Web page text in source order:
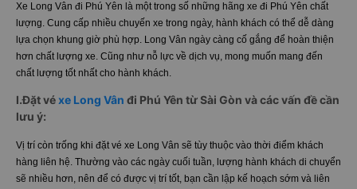
VeXeRe mở bán vé trực tuyến xe giường nằm Long Vân đi Phú Yên từ Sài
Gòn
Xe Long Vân đi Phú Yên là một trong số những hãng xe đi Phú Yên chất
lượng. Cung cấp nhiều chuyến xe trong ngày, hành khách có thể dễ dàng
lựa chọn khung giờ phù hợp. Long Vân ngày càng cố gắng để hoàn thiện
hơn chất lượng xe. Cũng như nỗ lực về dịch vụ, mong muốn mang đến
I.Đặt vé xe Long Vânđi Phú Yên từ Sài Gòn và các vấn đề cần
lưu ý: